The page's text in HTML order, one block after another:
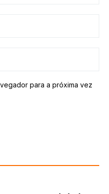
para a próxima vez